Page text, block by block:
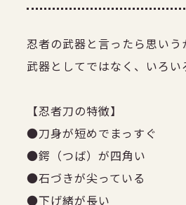
忍者の武器と言ったら思いう
武器としてではなく、いろ
【忍者刀の特徴】
●刀身が短めでまっすぐ
●鍔（つば）が四角い
●石づきが尖っている
●下げ緒が長い